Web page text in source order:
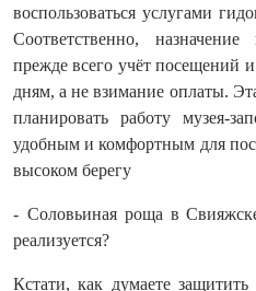
воспользоваться услугами
Соответственно,
прежде всего учёт посещений
дням, а не взимание оплаты.
планировать работу
удобным и комфортным для
высоком берегу
- Соловьиная роща в
реализуется?
Кстати, как думаете